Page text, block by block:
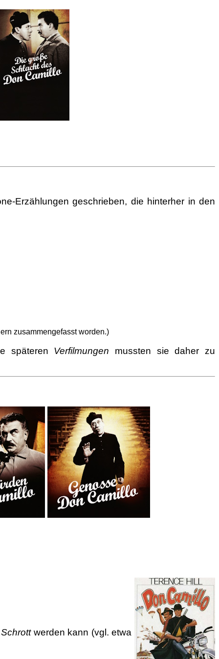
Erzählungen geschrieben, die hinterher in den
zusammengefasst worden.)
späteren Verfilmungen mussten sie daher zu
Schrottwerden kann (vgl. etwa